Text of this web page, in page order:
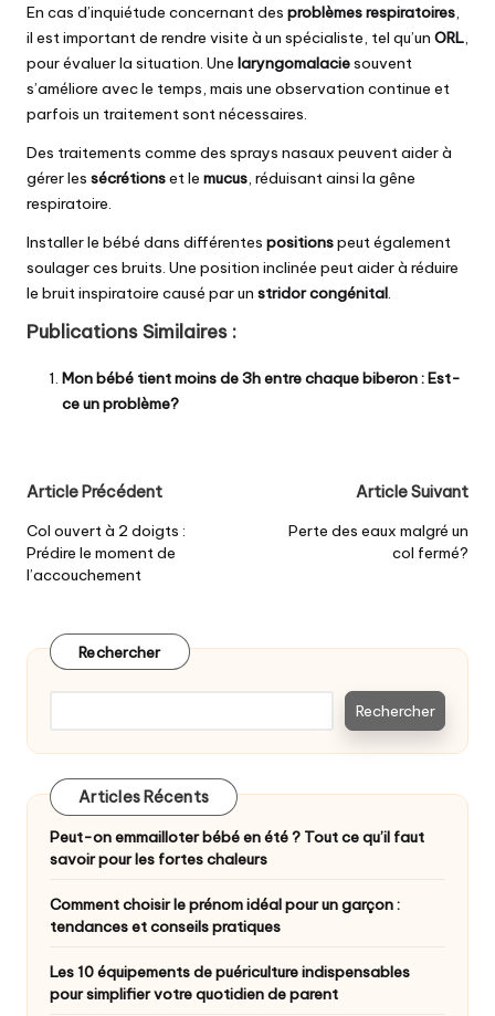
En cas d’inquiétude concernant des problèmes respiratoires,
il est important de rendre visite à un spécialiste, tel qu’un ORL,
pour évaluer la situation. Une laryngomalaciesouvent
s’améliore avec le temps, mais une observation continue et
parfois un traitement sont nécessaires.
Des traitements comme des sprays nasaux peuvent aider à
gérer les sécrétionset le mucus, réduisant ainsi la gêne
respiratoire.
Installer le bébé dans différentes positionspeut également
soulager ces bruits. Une position inclinée peut aider à réduire
le bruit inspiratoire causé par un stridor congénital.
Publications Similaires :
Mon bébé tient moins de 3h entre chaque biberon : Est-
ce un problème?
Post
navigation
Article Précédent
Col ouvert à 2 doigts :
Prédire le moment de
l’accouchement
Article Suivant
Perte des eaux malgré un
col fermé?
Rechercher
Rechercher
Articles Récents
Peut-on emmailloter bébé en été ? Tout ce qu’il faut
savoir pour les fortes chaleurs
Comment choisir le prénom idéal pour un garçon :
tendances et conseils pratiques
Les 10 équipements de puériculture indispensables
pour simplifier votre quotidien de parent